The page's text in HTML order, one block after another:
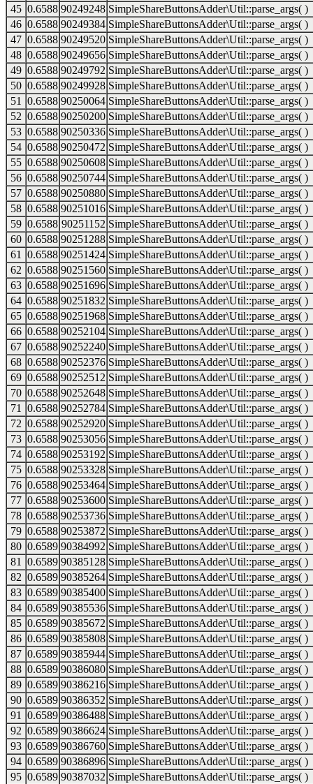
45 0.6588 90249248 SimpleShareButtonsAdder\Util::parse_args( )
46 0.6588 90249384 SimpleShareButtonsAdder\Util::parse_args( )
47 0.6588 90249520 SimpleShareButtonsAdder\Util::parse_args( )
48 0.6588 90249656 SimpleShareButtonsAdder\Util::parse_args( )
49 0.6588 90249792 SimpleShareButtonsAdder\Util::parse_args( )
50 0.6588 90249928 SimpleShareButtonsAdder\Util::parse_args( )
51
0.6588 90250064 SimpleShareButtonsAdder\Util::parse_args( )
52 0.6588 90250200 SimpleShareButtonsAdder\Util::parse_args( )
53 0.6588 90250336 SimpleShareButtonsAdder\Util::parse_args( )
54 0.6588 90250472 SimpleShareButtonsAdder\Util::parse_args( )
55 0.6588 90250608 SimpleShareButtonsAdder\Util::parse_args( )
56 0.6588 90250744 SimpleShareButtonsAdder\Util::parse_args( )
57 0.6588 90250880 SimpleShareButtonsAdder\Util::parse_args( )
58 0.6588 90251016 SimpleShareButtonsAdder\Util::parse_args( )
59 0.6588 90251152 SimpleShareButtonsAdder\Util::parse_args( )
60 0.6588 90251288 SimpleShareButtonsAdder\Util::parse_args( )
61
0.6588 90251424 SimpleShareButtonsAdder\Util::parse_args( )
62 0.6588 90251560 SimpleShareButtonsAdder\Util::parse_args( )
63 0.6588 90251696 SimpleShareButtonsAdder\Util::parse_args( )
64 0.6588 90251832 SimpleShareButtonsAdder\Util::parse_args( )
65 0.6588 90251968 SimpleShareButtonsAdder\Util::parse_args( )
66 0.6588 90252104 SimpleShareButtonsAdder\Util::parse_args( )
67 0.6588 90252240 SimpleShareButtonsAdder\Util::parse_args( )
68 0.6588 90252376 SimpleShareButtonsAdder\Util::parse_args( )
69 0.6588 90252512 SimpleShareButtonsAdder\Util::parse_args( )
70 0.6588 90252648 SimpleShareButtonsAdder\Util::parse_args( )
71
0.6588 90252784 SimpleShareButtonsAdder\Util::parse_args( )
72 0.6588 90252920 SimpleShareButtonsAdder\Util::parse_args( )
73 0.6588 90253056 SimpleShareButtonsAdder\Util::parse_args( )
74 0.6588 90253192 SimpleShareButtonsAdder\Util::parse_args( )
75 0.6588 90253328 SimpleShareButtonsAdder\Util::parse_args( )
76 0.6588 90253464 SimpleShareButtonsAdder\Util::parse_args( )
77 0.6588 90253600 SimpleShareButtonsAdder\Util::parse_args( )
78 0.6588 90253736 SimpleShareButtonsAdder\Util::parse_args( )
79 0.6588 90253872 SimpleShareButtonsAdder\Util::parse_args( )
80 0.6589 90384992 SimpleShareButtonsAdder\Util::parse_args( )
81
0.6589 90385128 SimpleShareButtonsAdder\Util::parse_args( )
82 0.6589 90385264 SimpleShareButtonsAdder\Util::parse_args( )
83 0.6589 90385400 SimpleShareButtonsAdder\Util::parse_args( )
84 0.6589 90385536 SimpleShareButtonsAdder\Util::parse_args( )
85 0.6589 90385672 SimpleShareButtonsAdder\Util::parse_args( )
86 0.6589 90385808 SimpleShareButtonsAdder\Util::parse_args( )
87 0.6589 90385944 SimpleShareButtonsAdder\Util::parse_args( )
88 0.6589 90386080 SimpleShareButtonsAdder\Util::parse_args( )
89 0.6589 90386216 SimpleShareButtonsAdder\Util::parse_args( )
90 0.6589 90386352 SimpleShareButtonsAdder\Util::parse_args( )
91
0.6589 90386488 SimpleShareButtonsAdder\Util::parse_args( )
92 0.6589 90386624 SimpleShareButtonsAdder\Util::parse_args( )
93 0.6589 90386760 SimpleShareButtonsAdder\Util::parse_args( )
94 0.6589 90386896 SimpleShareButtonsAdder\Util::parse_args( )
95 0.6589 90387032 SimpleShareButtonsAdder\Util::parse_args( )